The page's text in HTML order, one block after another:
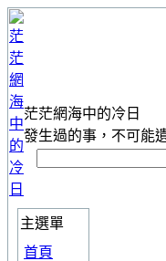
茫茫網海中的冷日
發生過的事，不可能
主選單
首頁